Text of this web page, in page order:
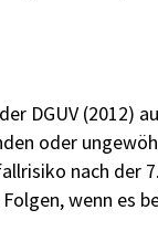
DGUV (2012)
oder
nach der
wenn es